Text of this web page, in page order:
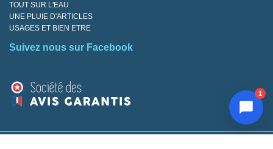
TOUT SUR L'EAU
UNE PLUIE D'ARTICLES
USAGES ET BIEN ETRE
Suivez nous sur Facebook
1